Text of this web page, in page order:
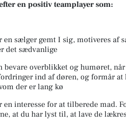
en positiv teamplayer som:
en sælger gemt I sig, motiveres af
det sædvanlige
bevare overblikket og humøret,
ind af døren, og formår at
der er lang kø
en interesse for at tilberede mad.
at du har lyst til, at lave de